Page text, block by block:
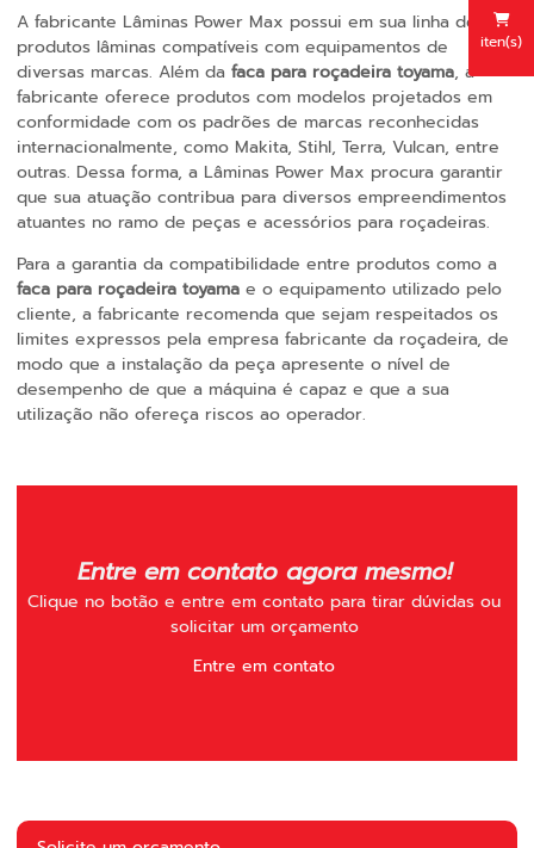
iten(s)
A fabricante Lâminas Power Max possui em sua linha de
produtos lâminas compatíveis com equipamentos de
diversas marcas. Além da faca para roçadeira toyama, a
fabricante oferece produtos com modelos projetados em
conformidade com os padrões de marcas reconhecidas
internacionalmente, como Makita, Stihl, Terra, Vulcan, entre
outras. Dessa forma, a Lâminas Power Max procura garantir
que sua atuação contribua para diversos empreendimentos
atuantes no ramo de peças e acessórios para roçadeiras.
Para a garantia da compatibilidade entre produtos como a
faca para roçadeira toyama e o equipamento utilizado pelo
cliente, a fabricante recomenda que sejam respeitados os
limites expressos pela empresa fabricante da roçadeira, de
modo que a instalação da peça apresente o nível de
desempenho de que a máquina é capaz e que a sua
utilização não ofereça riscos ao operador.
Entre em contato agora mesmo!
Clique no botão e entre em contato para tirar dúvidas ou
solicitar um orçamento
Entre em contato